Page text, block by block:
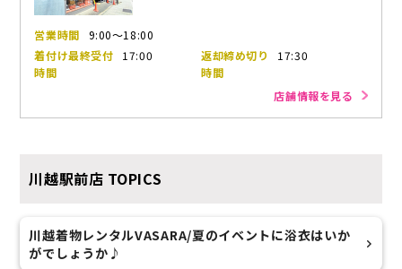
営業時間
9:00～18:00
着付け最終受付
時間
17:00
返却締め切り
時間
17:30
店舗情報を見る
川越駅前店 TOPICS
川越着物レンタルVASARA/夏のイベントに浴衣はいか
がでしょうか♪